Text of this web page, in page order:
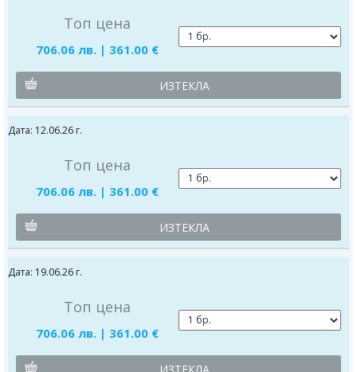
Топ цена
706.06 лв. | 361.00 €
ИЗТЕКЛА
Дата: 12.06.26 г.
Топ цена
706.06 лв. | 361.00 €
ИЗТЕКЛА
Дата: 19.06.26 г.
Топ цена
706.06 лв. | 361.00 €
ИЗТЕКЛА